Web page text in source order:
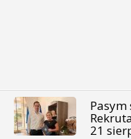
Pasym
21